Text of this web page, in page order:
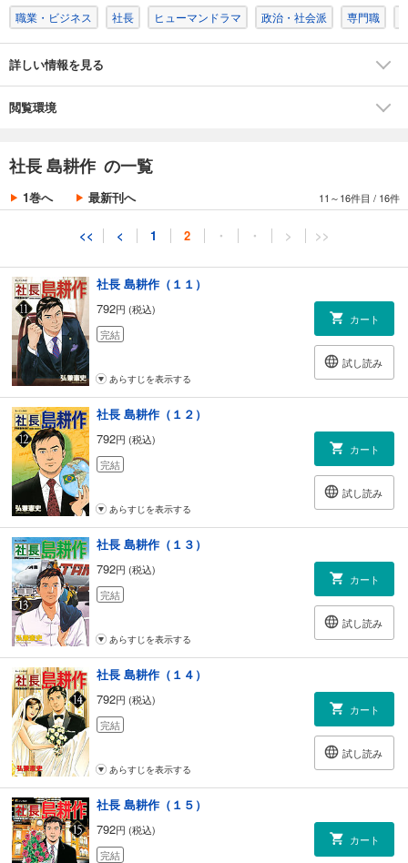
職業・ビジネス 社長 ヒューマンドラマ 政治・社会派 専門職
詳しい情報を見る
閲覧環境
社長 島耕作 の一覧
1巻へ 最新刊へ 11～16件目 / 16件
<< < 1 2 ・ ・ > >>
社長 島耕作 (９)
792円 (税込)
完結
カート
試し読み
792円 (税込)
完結
社長 島耕作（１１）
792円 (税込)
完結
カート
試し読み
あらすじを表示する
社長 島耕作（１２）
792円 (税込)
完結
カート
試し読み
あらすじを表示する
社長 島耕作（１３）
792円 (税込)
完結
カート
試し読み
あらすじを表示する
社長 島耕作（１４）
792円 (税込)
完結
カート
試し読み
あらすじを表示する
社長 島耕作（１５）
792円 (税込)
完結
カート